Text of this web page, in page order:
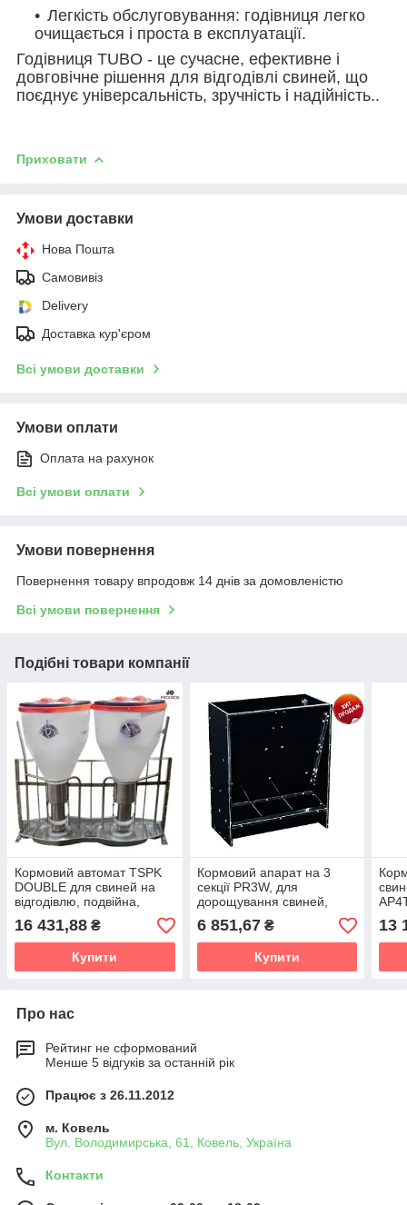
Легкість обслуговування: годівниця легко
очищається і проста в експлуатації.
Годівниця TUBO - це сучасне, ефективне і
довговічне рішення для відгодівлі свиней, що
поєднує універсальність, зручність і надійність..
Приховати
Умови доставки
Нова Пошта
Самовивіз
Delivery
Доставка кур'єром
Всі умови доставки
Умови оплати
Оплата на рахунок
Всі умови оплати
Умови повернення
Повернення товару впродовж 14 днів за домовленістю
Всі умови повернення
Подібні товари компанії
Кормовий автомат TSPK
DOUBLE для свиней на
відгодівлю, подвійна,
Польща
16 431,88 ₴
Купити
Кормовий апарат на 3
секції PR3W, для
дорощування свиней,
Польща
6 851,67₴
Купити
13
Про нас
Рейтинг не сформований
Менше 5 відгуків за останній рік
Працює з 26.11.2012
м. Ковель
Вул. Володимирська, 61, Ковель, Україна
Контакти